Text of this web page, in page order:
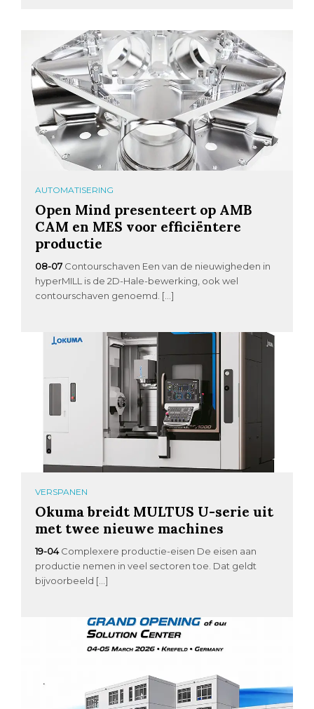
AUTOMATISERING
Open Mind presenteert op AMB
CAM en MES voor efficiëntere
productie
08-07 Contourschaven Een van de nieuwigheden in
hyperMILL is de 2D-Hale-bewerking, ook wel
contourschaven genoemd. […]
VERSPANEN
Okuma breidt MULTUS U-serie uit
met twee nieuwe machines
19-04 Complexere productie-eisen De eisen aan
productie nemen in veel sectoren toe. Dat geldt
bijvoorbeeld […]